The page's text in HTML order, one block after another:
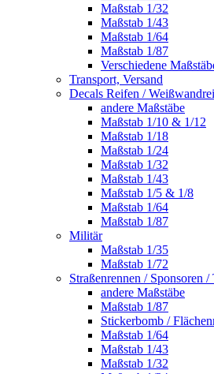
Maßstab 1/32
Maßstab 1/43
Maßstab 1/64
Maßstab 1/87
Verschiedene
Transport, Versand
Decals Reifen /
andere Maßstäbe
Maßstab 1/10 & 1/12
Maßstab 1/18
Maßstab 1/24
Maßstab 1/32
Maßstab 1/43
Maßstab 1/5 & 1/8
Maßstab 1/64
Maßstab 1/87
Militär
Maßstab 1/35
Maßstab 1/72
Straßenrennen / Sponsoren
andere Maßstäbe
Maßstab 1/87
Stickerbomb /
Maßstab 1/64
Maßstab 1/43
Maßstab 1/32